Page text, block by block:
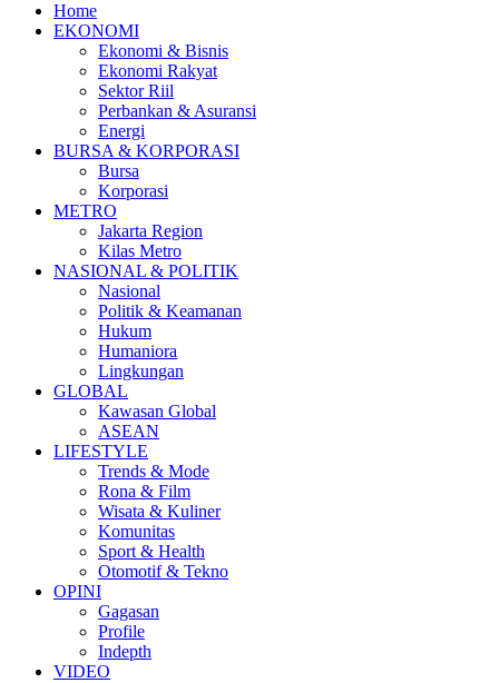
Home
EKONOMI
Ekonomi & Bisnis
Ekonomi Rakyat
Sektor Riil
Perbankan & Asuransi
Energi
BURSA & KORPORASI
Bursa
Korporasi
METRO
Jakarta Region
Kilas Metro
NASIONAL & POLITIK
Nasional
Politik & Keamanan
Hukum
Humaniora
Lingkungan
GLOBAL
Kawasan Global
ASEAN
LIFESTYLE
Trends & Mode
Rona & Film
Wisata & Kuliner
Komunitas
Sport & Health
Otomotif & Tekno
OPINI
Gagasan
Profile
Indepth
VIDEO